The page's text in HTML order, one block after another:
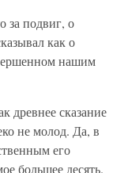
за подвиг, о
как о
нашим
древнее сказание
не молод. Да, в
его
большее десять.